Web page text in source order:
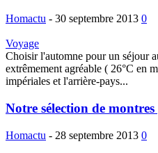
Homactu - 30 septembre 2013 0
Voyage
Choisir l'automne pour un séjour
extrêmement agréable ( 26°C en
impériales et l'arrière-pays...
Notre sélection de
Homactu - 28 septembre 2013 0